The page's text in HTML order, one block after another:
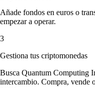
Añade fondos en euros o
empezar a operar.
3
Gestiona tus criptomonedas
Busca Quantum Computing
intercambio. Compra, vende